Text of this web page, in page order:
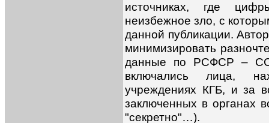
источниках, где
неизбежное зло, с
данной публикации.
минимизировать
данные по РСФСР –
включались лица,
учреждениях КГБ, и за
заключенных в органах
"секретно"…).